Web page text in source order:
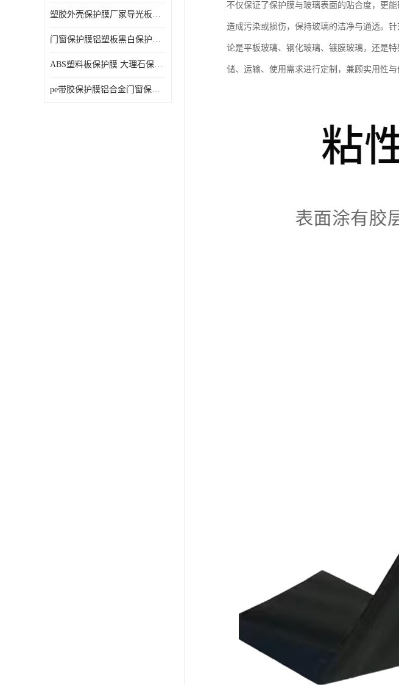
塑胶外壳保护膜厂家导光板保护膜 铝单板保护膜胶带易撕不留胶
门窗保护膜铝塑板黑白保护膜外墙保温板保护膜
ABS塑料板保护膜 大理石保护膜 缠鱼竿保护膜
pe带胶保护膜铝合金门窗保护不锈钢板保护膜大理石建筑材料保护
不仅保证了保护膜与玻璃表面的贴合度，更
造成污染或损伤，保持玻璃的洁净与通透。
论是平板玻璃、钢化玻璃、镀膜玻璃，还是
储、运输、使用需求进行定制，兼顾实用性